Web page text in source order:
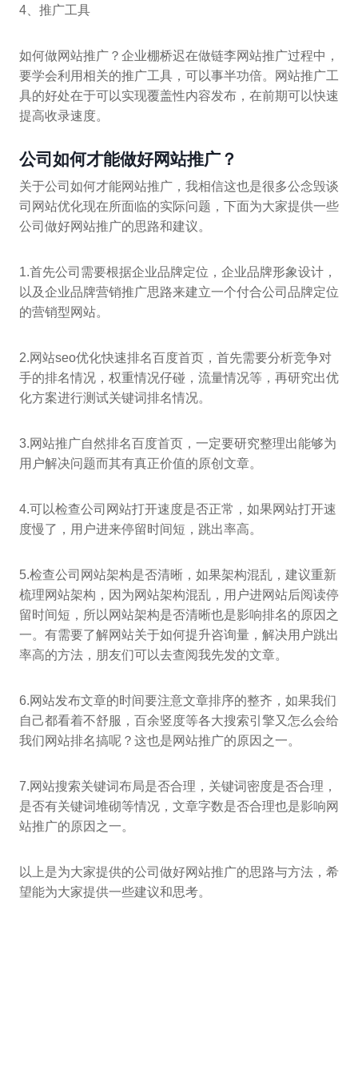
4、推广工具
如何做网站推广？企业棚桥迟在做链李网站推广过程中，
要学会利用相关的推广工具，可以事半功倍。网站推广工
具的好处在于可以实现覆盖性内容发布，在前期可以快速
提高收录速度。
公司如何才能做好网站推广？
关于公司如何才能网站推广，我相信这也是很多公念毁谈
司网站优化现在所面临的实际问题，下面为大家提供一些
公司做好网站推广的思路和建议。
1.首先公司需要根据企业品牌定位，企业品牌形象设计，
以及企业品牌营销推广思路来建立一个付合公司品牌定位
的营销型网站。
2.网站seo优化快速排名百度首页，首先需要分析竞争对
手的排名情况，权重情况仔碰，流量情况等，再研究出优
化方案进行测试关键词排名情况。
3.网站推广自然排名百度首页，一定要研究整理出能够为
用户解决问题而其有真正价值的原创文章。
4.可以检查公司网站打开速度是否正常，如果网站打开速
度慢了，用户进来停留时间短，跳出率高。
5.检查公司网站架构是否清晰，如果架构混乱，建议重新
梳理网站架构，因为网站架构混乱，用户进网站后阅读停
留时间短，所以网站架构是否清晰也是影响排名的原因之
一。有需要了解网站关于如何提升咨询量，解决用户跳出
率高的方法，朋友们可以去查阅我先发的文章。
6.网站发布文章的时间要注意文章排序的整齐，如果我们
自己都看着不舒服，百余竖度等各大搜索引擎又怎么会给
我们网站排名搞呢？这也是网站推广的原因之一。
7.网站搜索关键词布局是否合理，关键词密度是否合理，
是否有关键词堆砌等情况，文章字数是否合理也是影响网
站推广的原因之一。
以上是为大家提供的公司做好网站推广的思路与方法，希
望能为大家提供一些建议和思考。